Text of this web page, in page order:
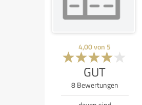
4,00von 5
GUT
8Bewertungen